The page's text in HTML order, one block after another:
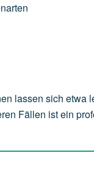
lassen sich etwa
Fällen ist ein